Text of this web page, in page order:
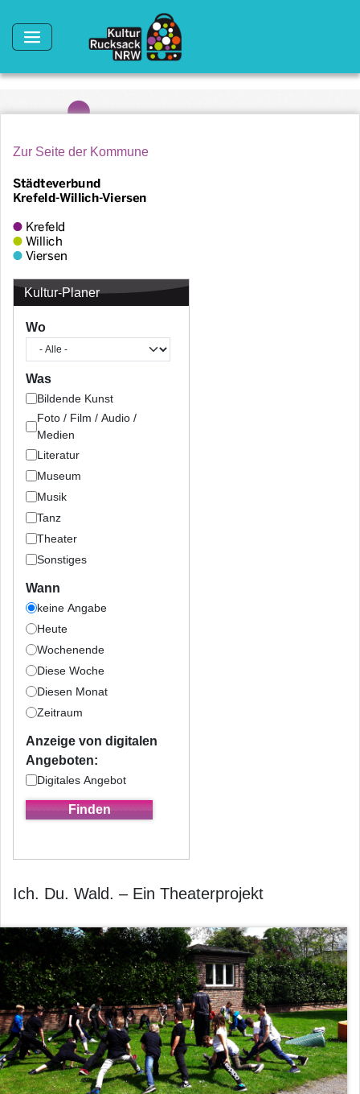
Zur Seite der Kommune
Kultur-Planer
Wo
Was
Bildende Kunst
Foto / Film / Audio /
Medien
Literatur
Museum
Musik
Tanz
Theater
Sonstiges
Wann
keine Angabe
Heute
Wochenende
Diese Woche
Diesen Monat
Zeitraum
Anzeige von digitalen
Angeboten:
Digitales Angebot
Ich. Du. Wald. – Ein Theaterprojekt